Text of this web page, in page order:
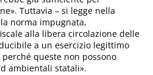
Tuttavia – si legge nella
norma impugnata,
alla libera circolazione delle
a un esercizio legittimo
queste non possono
ambientali statali».